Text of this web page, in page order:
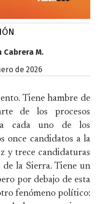
Cabrera M.
de 2026
Tiene hambre de
de los procesos
a cada uno de los
once candidatos a la
y trece candidaturas
la Sierra. Tiene un
por debajo de esta
fenómeno político: